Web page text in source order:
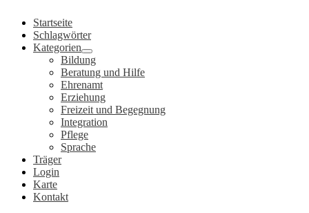
Inhalt
springen
Startseite
Schlagwörter
Kategorien
Bildung
Beratung und Hilfe
Ehrenamt
Erziehung
Freizeit und Begegnung
Integration
Pflege
Sprache
Träger
Login
Karte
Kontakt